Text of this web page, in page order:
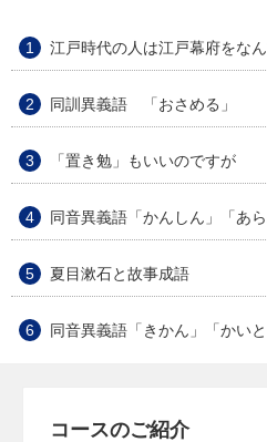
江戸時代の人は江戸幕府をな
同訓異義語 「おさめる」
「置き勉」もいいのですが
同音異義語「かんしん」「あら
夏目漱石と故事成語
同音異義語「きかん」「かいと
コースのご紹介